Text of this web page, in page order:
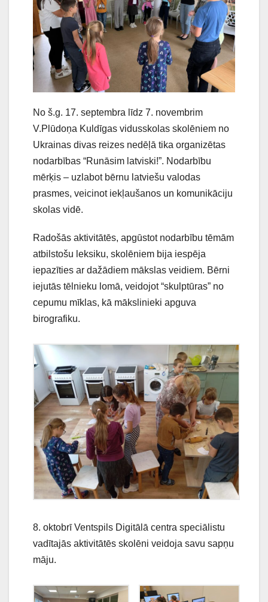
No š.g. 17. septembra līdz 7. novembrim
V.Plūdoņa Kuldīgas vidusskolas skolēniem no
Ukrainas divas reizes nedēļā tika organizētas
nodarbības “Runāsim latviski!”. Nodarbību
mērķis – uzlabot bērnu latviešu valodas
prasmes, veicinot iekļaušanos un komunikāciju
skolas vidē.
Radošās aktivitātēs, apgūstot nodarbību tēmām
atbilstošu leksiku, skolēniem bija iespēja
iepazīties ar dažādiem mākslas veidiem. Bērni
iejutās tēlnieku lomā, veidojot “skulptūras” no
cepumu mīklas, kā mākslinieki apguva
birografiku.
8. oktobrī Ventspils Digitālā centra speciālistu
vadītajās aktivitātēs skolēni veidoja savu sapņu
māju.